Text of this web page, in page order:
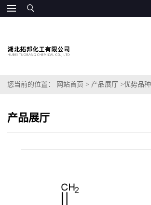
您当前的位置： 网站首页 > 产品展厅 >优势品种
产品展厅